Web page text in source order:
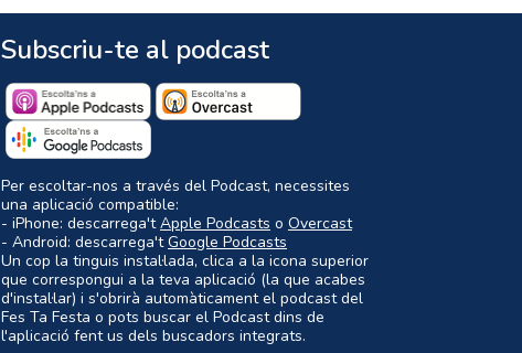
Subscriu-te al podcast
Per escoltar-nos a través del Podcast, necessites
una aplicació compatible:
- iPhone: descarrega'tApple Podcasts o Overcast
- Android: descarrega'tGoogle Podcasts
Un cop la tinguis instal·lada, clica a la icona superior
que correspongui a la teva aplicació (la que acabes
d'instal·lar) i s'obrirà automàticament el podcast del
Fes Ta Festa o pots buscar el Podcast dins de
l'aplicació fent us dels buscadors integrats.